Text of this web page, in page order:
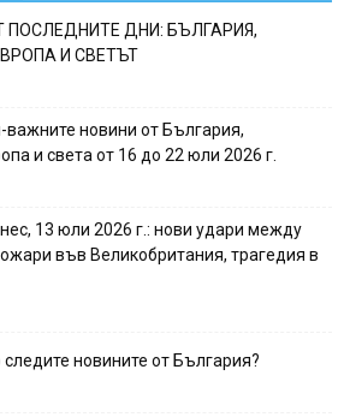
ДНИ: БЪЛГАРИЯ,
И СВЕТЪТ
новини от България,
и света от 16 до 22 юли 2026 г.
13 юли 2026 г.: нови удари между
във Великобритания, трагедия в
новините от България?